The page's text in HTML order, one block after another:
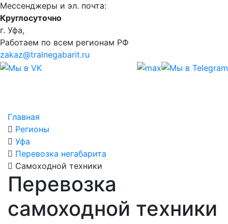
Мессенджеры и эл. почта:
Круглосуточно
г. Уфа,
Работаем по всем регионам РФ
zakaz@tralnegabarit.ru
Главная
Регионы
Уфа
Перевозка негабарита
Самоходной техники
Перевозка
самоходной техники